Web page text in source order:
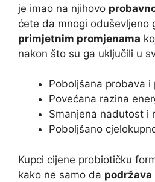
je imao na njihovo
ćete da mnogi oduševljeno
primjetnim promjenama
nakon što su ga uključili u
Poboljšana probava i
Povećana razina
Smanjena nadutost i
Poboljšano
Kupci cijene probiotičku
kako ne samo da podržava